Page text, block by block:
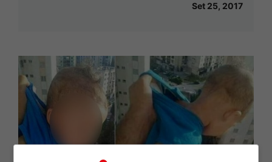
Set 25, 2017